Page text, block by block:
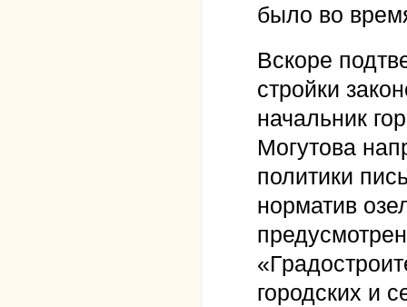
было во
Вскоре
стройки
начальник
Могутова
политики
норматив
городских и